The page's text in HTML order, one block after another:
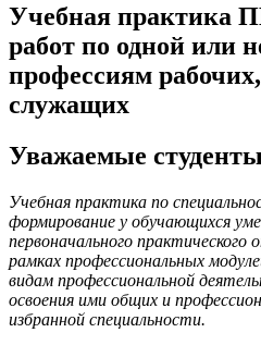
Учебная практика
работ по одной или
профессиям
служащих
Уважаемые
Учебная практика по
формирование у обучающихся
первоначального практического
рамках профессиональных
видам профессиональной
освоения ими общих и
избранной специальности.